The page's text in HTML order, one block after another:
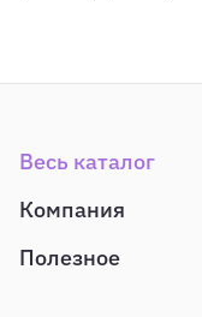
Весь каталог
Компания
Полезное